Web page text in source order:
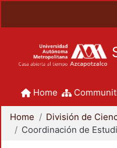
Home
Home